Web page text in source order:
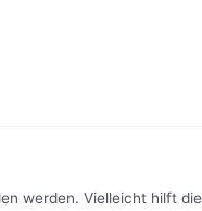
werden. Vielleicht hilft die